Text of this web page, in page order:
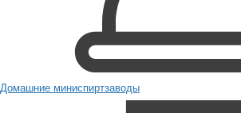
Домашние миниспиртзаводы